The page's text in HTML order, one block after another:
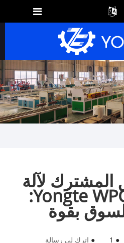
المشترك لآلة
البلاستيك Yongte WPC:
بقوة
●
1
● اترك لي رسالة